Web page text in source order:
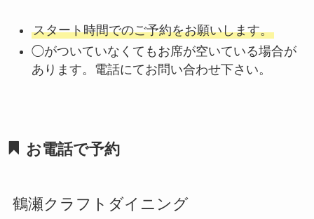
スタート時間でのご予約をお願いします。
◯がついていなくてもお席が空いている場合が
あります。電話にてお問い合わせ下さい。
お電話で予約
鶴瀬クラフトダイニング